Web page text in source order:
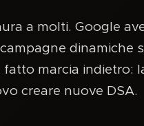
a molti. Google
dinamiche
marcia indietro:
creare nuove DSA.